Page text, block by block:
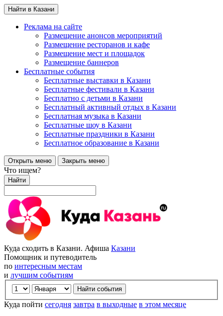
Найти в Казани
Реклама на сайте
Размещение анонсов мероприятий
Размещение ресторанов и кафе
Размещение мест и площадок
Размещение баннеров
Бесплатные события
Бесплатные выставки в Казани
Бесплатные фестивали в Казани
Бесплатно с детьми в Казани
Бесплатный активный отдых в Казани
Бесплатная музыка в Казани
Бесплатные шоу в Казани
Бесплатные праздники в Казани
Бесплатное образование в Казани
Открыть меню Закрыть меню
Что ищем?
Найти
Куда сходить в Казани. Афиша Казани
Помощник и путеводитель
по интересным местам
и лучшим событиям
Куда пойти сегодня завтра в выходные в этом месяце